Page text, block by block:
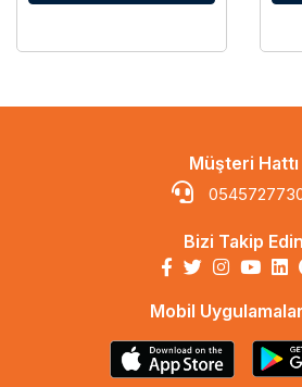
Müşteri Hattı
Bizi Takip Edin
Mobil